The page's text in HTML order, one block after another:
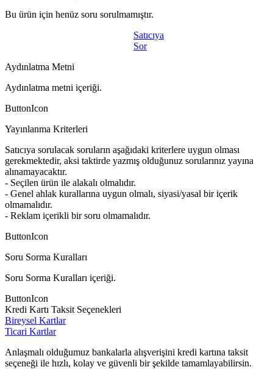
Bu ürün için henüz soru sorulmamıştır.
Satıcıya
Sor
Aydınlatma Metni
Aydınlatma metni içeriği.
ButtonIcon
Yayınlanma Kriterleri
Satıcıya sorulacak soruların aşağıdaki kriterlere uygun olması
gerekmektedir, aksi taktirde yazmış olduğunuz sorularınız yayına
alınamayacaktır.
- Seçilen ürün ile alakalı olmalıdır.
- Genel ahlak kurallarına uygun olmalı, siyasi/yasal bir içerik
olmamalıdır.
- Reklam içerikli bir soru olmamalıdır.
ButtonIcon
Soru Sorma Kuralları
Soru Sorma Kuralları içeriği.
ButtonIcon
Kredi Kartı Taksit Seçenekleri
Bireysel Kartlar
Ticari Kartlar
Anlaşmalı olduğumuz bankalarla alışverişini kredi kartına taksit
seçeneği ile hızlı, kolay ve güvenli bir şekilde tamamlayabilirsin.